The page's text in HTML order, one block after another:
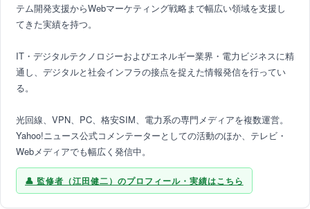
テム開発支援からWebマーケティング戦略まで幅広い領域を支援し
てきた実績を持つ。
IT・デジタルテクノロジーおよびエネルギー業界・電力ビジネスに精
通し、デジタルと社会インフラの接点を捉えた情報発信を行ってい
る。
光回線、VPN、PC、格安SIM、電力系の専門メディアを複数運営。
Yahoo!ニュース公式コメンテーターとしての活動のほか、テレビ・
Webメディアでも幅広く発信中。
監修者（江田健二）のプロフィール・実績はこちら